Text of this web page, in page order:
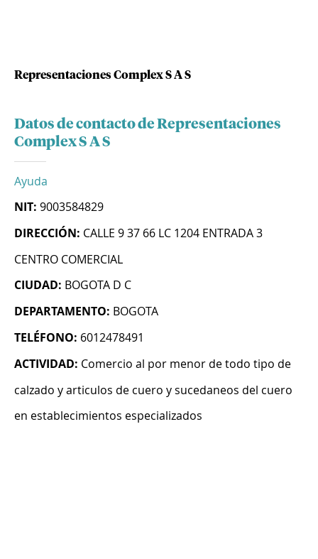
Representaciones Complex S A S
Datos de contacto de Representaciones
Complex S A S
Ayuda
NIT: 9003584829
DIRECCIÓN: CALLE 9 37 66 LC 1204 ENTRADA 3
CENTRO COMERCIAL
CIUDAD: BOGOTA D C
DEPARTAMENTO: BOGOTA
TELÉFONO: 6012478491
ACTIVIDAD: Comercio al por menor de todo tipo de
calzado y articulos de cuero y sucedaneos del cuero
en establecimientos especializados